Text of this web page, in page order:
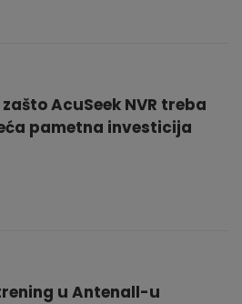
AcuSeek NVR treba
pametna investicija
u Antenall-u